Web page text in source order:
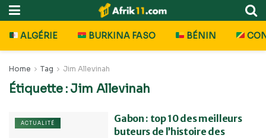
ALGÉRIE BURKINA FASO BÉNIN
Home Tag Jim Allevinah
Étiquette : Jim Allevinah
ACTUALITÉ
Gabon : top 10 des meilleurs
buteurs de l’histoire des